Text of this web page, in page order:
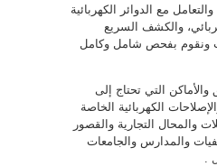
مع الدوائر الكهربائية
والكشف السريع
ونقوم بفحص شامل وكامل
التي تحتاج إلى
الكهربائية الخاصة
والمحال التجارية والقصور
والمدارس والجامعات